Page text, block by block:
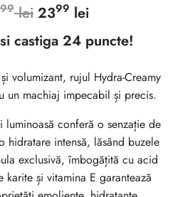
99 lei Prețul
inițial
fost:
3999 lei.
2399 leiPrețul
curent
2399 lei.
castiga 24 puncte!
volumizant, rujul Hydra-Creamy
un machiaj impecabil și precis.
luminoasă conferă o senzație de
hidratare intensă, lăsând buzele
exclusivă, îmbogățită cu acid
karite și vitamina E garantează